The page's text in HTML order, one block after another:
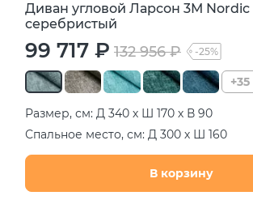
Диван угловой Ларсон 3М Nordic
серебристый
99 717 ₽ 132 956 ₽ -25%
+35
Размер, см: Д 340 х Ш 170 х В 90
Спальное место, см: Д 300 х Ш 160
В корзину